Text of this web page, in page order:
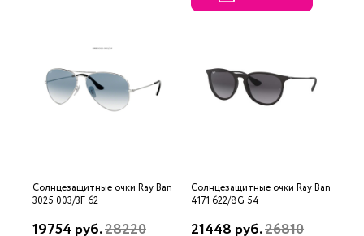
Солнцезащитные очки Ray Ban
3025 003/3F 62
19754 руб.28220
Солнцезащитные очки Ray Ban
4171 622/8G 54
21448 руб.26810